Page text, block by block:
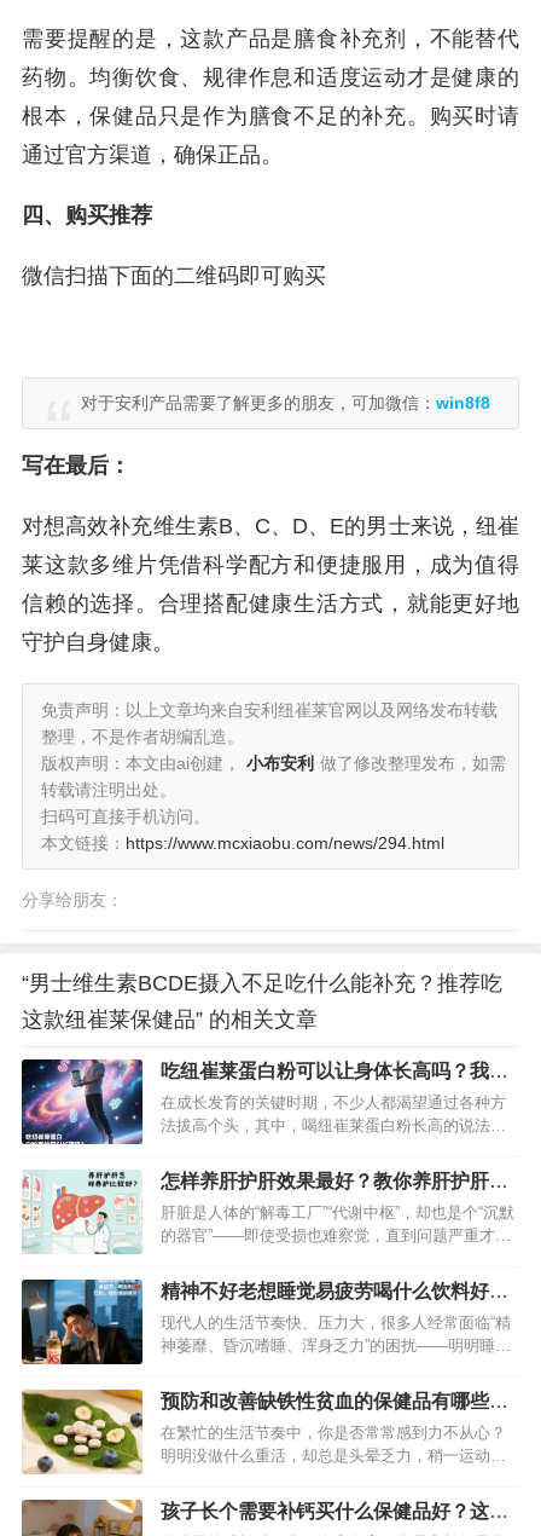
需要提醒的是，这款产品是膳食补充剂，不能替代
药物。均衡饮食、规律作息和适度运动才是健康的
根本，保健品只是作为膳食不足的补充。购买时请
通过官方渠道，确保正品。
四、购买推荐
微信扫描下面的二维码即可购买
对于安利产品需要了解更多的朋友，可加微信： win8f8
写在最后：
对想高效补充维生素B、C、D、E的男士来说，纽崔
莱这款多维片凭借科学配方和便捷服用，成为值得
信赖的选择。合理搭配健康生活方式，就能更好地
守护自身健康。
免责声明：以上文章均来自安利纽崔莱官网以及网络发布转载
整理，不是作者胡编乱造。
版权声明：本文由ai创建，
小布安利 做了修改整理发布，如需
转载请注明出处。
扫码可直接手机访问。
本文链接： https://www.mcxiaobu.com/news/294.html
分享给朋友：
“男士维生素BCDE摄入不足吃什么能补充？推荐吃
这款纽崔莱保健品” 的相关文章
吃纽崔莱蛋白粉可以让身体长高吗？我来
为你深度剖析一下
在成长发育的关键时期，不少人都渴望通过各种方
法拔高个头，其中，喝纽崔莱蛋白粉长高的说法流
来就为你揭晓答案。…
怎样养肝护肝效果最好？教你养肝护肝的
方法
肝脏是人体的“解毒工厂”“代谢中枢”，却也是个“沉默
的器官”——即使受损也难察觉，直到问题严重才会
“早养护”。今天分享一套科学易懂的养肝护肝方法，
从饮食、作息、情绪到习惯，全方位守护肝脏健康
～…
精神不好老想睡觉易疲劳喝什么饮料好？
喝安利xs饮料可缓解疲劳
现代人的生活节奏快、压力大，很多人经常面临“精
神萎靡、昏沉嗜睡、浑身乏力”的困扰——明明睡够
效率低下、日常活动提不起劲……如果你也被这些
问题困扰，或许一罐安利 XS 饮料能成为你的“活力
救星”，用科学配方帮身体击退疲劳，重新找回清醒
状态。…
预防和改善缺铁性贫血的保健品有哪些？
这款安利产品非常不错
在繁忙的生活节奏中，你是否常常感到力不从心？
明明没做什么重活，却总是头晕乏力，稍一运动就
你可能已经被缺铁性贫血盯上了。据权威数据显
示，我国有相当比例的人群受到缺铁性贫血的困
孩子长个需要补钙买什么保健品好？这款